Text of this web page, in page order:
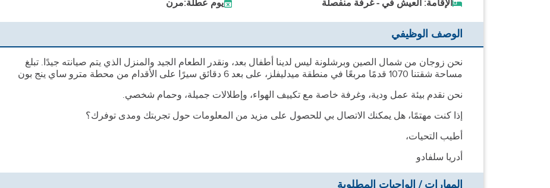
الإقامة: العيش في - غرفة منفصلة
يوم عطلة:مرن
الوصف الوظيفي
نحن زوجان من شمال الصين وبرشلونة ليس لدينا أطفال بعد، ونقدر الطعام الجيد والمنزل الذي يتم صيانته جيدًا. تبلغ
مساحة شقتنا 1070 قدمًا مربعًا في منطقة ميدليفلز، على بعد 6 دقائق سيرًا على الأقدام من محطة مترو ساي ينج بون
نحن نقدم بيئة عمل ودية، وغرفة خاصة مع تكييف الهواء، وإطلالات جميلة، وحمام شخصي.
إذا كنت مهتمًا، هل يمكنك الاتصال بي للحصول على مزيد من المعلومات حول تجربتك ومدى توفرك؟
أطيب التحيات،
أدريا سلفادو
المهارات / الواجبات المطلوبة